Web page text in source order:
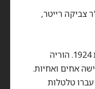
צביקה רייטר,
סופיה נולדה בעיר סטריי בשנת 1924. הוריה
אחים ואחיות.
טלטלות